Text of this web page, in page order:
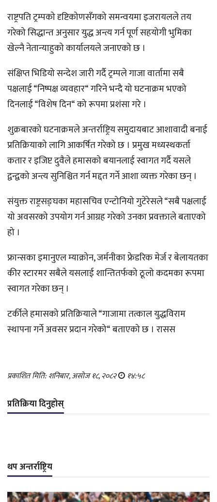
राष्ट्रपति ट्रम्पको दृष्टिकोणसँगको समन्वयमा इजरायलले तय
गरेको सिद्धान्त अनुसार युद्ध अन्त्य गर्न पूर्ण सहयोगी भुमिका
खेल्नै नेतान्याहुको कार्यालयले जनाएको छ ।
संक्षिप्त भिडियो सन्देश जारी गर्दै ट्रम्पले गाजा वार्तामा सबै
पक्षलाई “निष्पक्ष व्यवहार“ गरिने भन्दै यो घटनाक्रम भएको
दिनलाई “विशेष दिन“ को रूपमा प्रशंसा गरे ।
शुक्रबारको घटनाक्रमले अन्तर्राष्ट्रिय समुदायबाट आशावादी बनाई
प्रतिक्रियाको लागि आकर्षित गरेको छ । प्रमुख मध्यस्थकर्ता
कतार र इजिप्ट दुवैले हमासको बयानलाई स्वागत गर्दै यसले
द्वन्द्वको अन्त्य सुनिश्चित गर्न मद्दत गर्ने आशा व्यक्त गरेका छन् ।
संयुक्त राष्ट्रसङ्घका महासचिव एन्टोनियो गुटेरेसले “सबै पक्षलाई
यो अवसरको उपयोग गर्न आग्रह गरेको उनका प्रवक्ताले बताएको
हो ।
फ्रान्सका इमानुएल म्याक्रोन, जर्मनीका फ्रेडरिक मेर्ज र बेलायतका
कीर स्टारमर सबैले यसलाई शान्तितर्फको ठूलो कदमका रूपमा
स्वागत गरेका छन् ।
टर्कीले हमासको प्रतिक्रियाले “गाजामा तत्काल युद्धविराम
स्थापना गर्ने अवसर प्रदान गरेको“ बताएको छ । रासस
प्रकाशित मिति: शनिबार, असोज १८, २०८२ १४:५८
प्रतिक्रिया दिनुहोस्
थप अन्तर्राष्ट्रिय